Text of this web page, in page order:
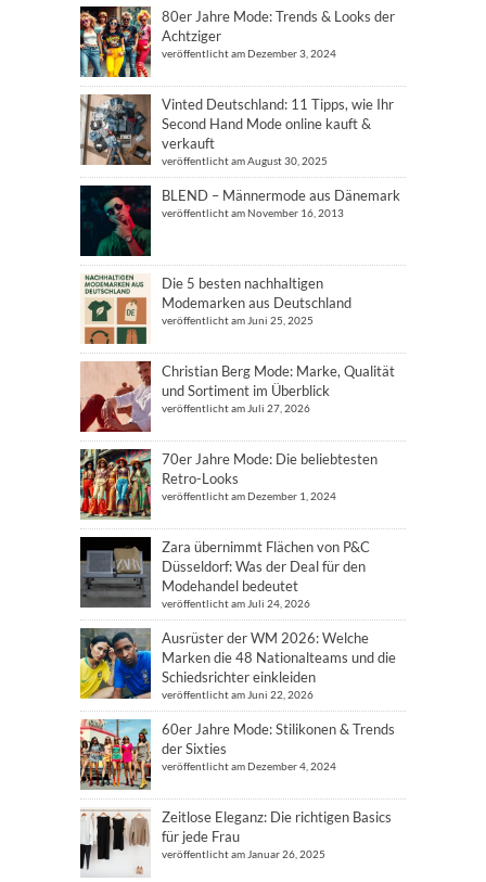
80er Jahre Mode: Trends & Looks der
Achtziger
veröffentlicht am Dezember 3, 2024
Vinted Deutschland: 11 Tipps, wie Ihr
Second Hand Mode online kauft &
verkauft
veröffentlicht am August 30, 2025
BLEND – Männermode aus Dänemark
veröffentlicht am November 16, 2013
Die 5 besten nachhaltigen
Modemarken aus Deutschland
veröffentlicht am Juni 25, 2025
Christian Berg Mode: Marke, Qualität
und Sortiment im Überblick
veröffentlicht am Juli 27, 2026
70er Jahre Mode: Die beliebtesten
Retro-Looks
veröffentlicht am Dezember 1, 2024
Zara übernimmt Flächen von P&C
Düsseldorf: Was der Deal für den
Modehandel bedeutet
veröffentlicht am Juli 24, 2026
Ausrüster der WM 2026: Welche
Marken die 48 Nationalteams und die
Schiedsrichter einkleiden
veröffentlicht am Juni 22, 2026
60er Jahre Mode: Stilikonen & Trends
der Sixties
veröffentlicht am Dezember 4, 2024
Zeitlose Eleganz: Die richtigen Basics
für jede Frau
veröffentlicht am Januar 26, 2025